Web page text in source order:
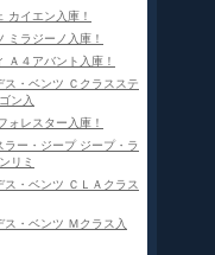
カイエン入庫！
ミラジーノ入庫！
Ａ４アバント入庫！
ス・ベンツ Ｃクラスステ
ン入
ォレスター入庫！
ラー・ジープ ジープ・ラ
リミ
ス・ベンツ ＣＬＡクラス
ス・ベンツ Ｍクラス入